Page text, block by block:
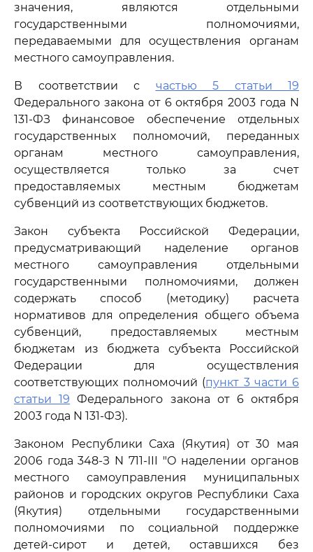
значения, являются отдельными
государственными полномочиями,
передаваемыми для осуществления органам
местного самоуправления.
В соответствии с частью 5 статьи 19
Федерального закона от 6 октября 2003 года N
131-ФЗ финансовое обеспечение отдельных
государственных полномочий, переданных
органам местного самоуправления,
осуществляется только за счет
предоставляемых местным бюджетам
субвенций из соответствующих бюджетов.
Закон субъекта Российской Федерации,
предусматривающий наделение органов
местного самоуправления отдельными
государственными полномочиями, должен
содержать способ (методику) расчета
нормативов для определения общего объема
субвенций, предоставляемых местным
бюджетам из бюджета субъекта Российской
Федерации для осуществления
соответствующих полномочий (пункт 3 части 6
статьи 19 Федерального закона от 6 октября
2003 года N 131-ФЗ).
Законом Республики Саха (Якутия) от 30 мая
2006 года 348-З N 711-III "О наделении органов
местного самоуправления муниципальных
районов и городских округов Республики Саха
(Якутия) отдельными государственными
полномочиями по социальной поддержке
детей-сирот и детей, оставшихся без